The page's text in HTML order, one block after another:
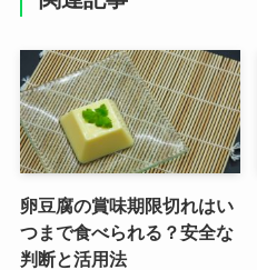
卵豆腐の賞味期限切れはい
つまで食べられる？安全な
判断と活用法